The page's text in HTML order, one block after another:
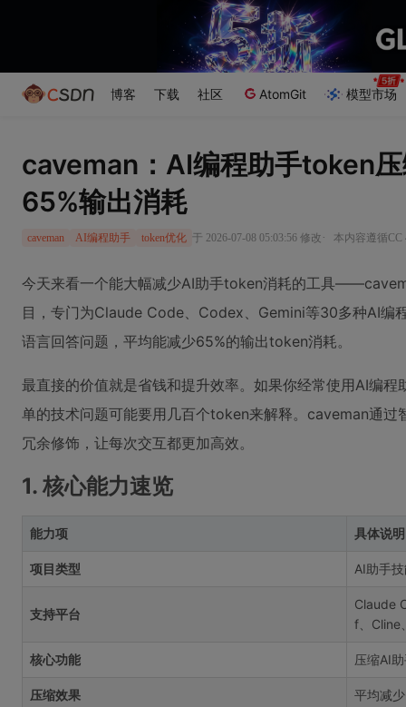
博客 下载 社区 AtomGit 模型市场
caveman：AI编程助手token
65%输出消耗
caveman AI编程助手 token优化 于 2026-07-08 05:03:56 修改 · 本内容遵循CC
今天来看一个能大幅减少AI助手token消耗的工具
目，专门为Claude Code、Codex、Gemini等30多种AI编
语言回答问题，平均能减少65%的输出token消耗。
最直接的价值就是省钱和提升效率。如果你经常使用AI编
单的技术问题可能要用几百个token来解释。caveman通过
冗余修饰，让每次交互都更加高效。
1. 核心能力速览
能力项 具体说明
项目类型 AI助手
支持平台
Claude
f、Cline
核心功能 压缩AI
压缩效果 平均减